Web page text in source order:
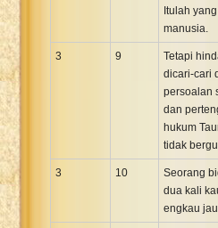
Itulah
manusia.
3 9
Tetapi
dicari-cari
persoalan
dan
hukum
tidak
3 10
Seorang
dua kali
engkau